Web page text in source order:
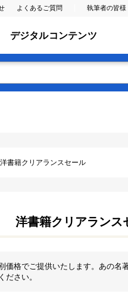
よくあるご質問 執筆者の皆様
デジタルコンテンツ
洋書籍クリアランスセール
洋書籍クリアランス
価格でご提供いたします。あの
ださい。